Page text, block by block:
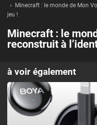
Minecraft : le monde de Mon
jeu !
Minecraft : le
reconstruit à
à voir également